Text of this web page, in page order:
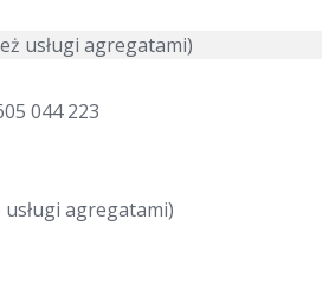
044 223
agregatami)